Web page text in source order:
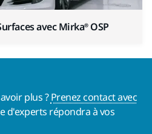
avec Mirka® OSP
plus ?Prenez contact avec
d'experts répondra à vos